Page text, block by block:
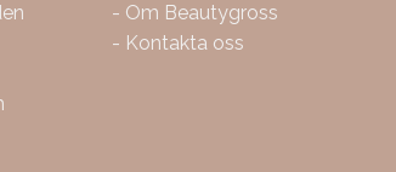
- Om Beautygross
- Kontakta oss